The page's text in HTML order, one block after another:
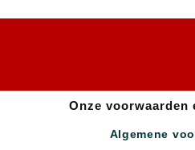
Onze voorwaarden
Algemene